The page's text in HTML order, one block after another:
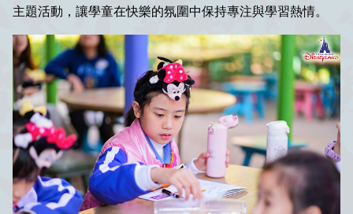
主題活動，讓學童在快樂的氛圍中保持專注與學習熱情。